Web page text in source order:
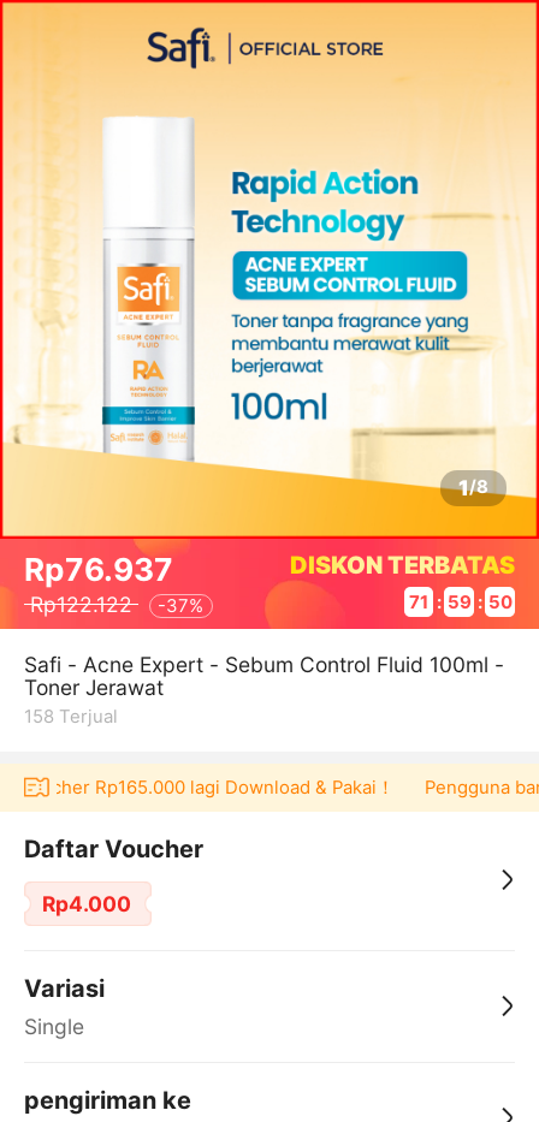
1/8
Rp76.937
Rp122.122 -37%
DISKON TERBATAS
71 : 59 : 50
Safi - Acne Expert - Sebum Control Fluid 100ml -
Toner Jerawat
158 Terjual
Rp165.000 lagi Download & Pakai！ Pengguna
Daftar Voucher
Rp4.000
Variasi
Single
pengiriman ke